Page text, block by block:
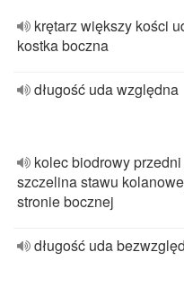
krętarz większy kości
kostka boczna
długość uda względna
kolec biodrowy
szczelina stawu
stronie bocznej
długość uda